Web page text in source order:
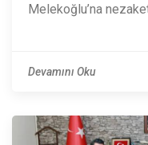
Melekoğlu’na
Devamını Oku